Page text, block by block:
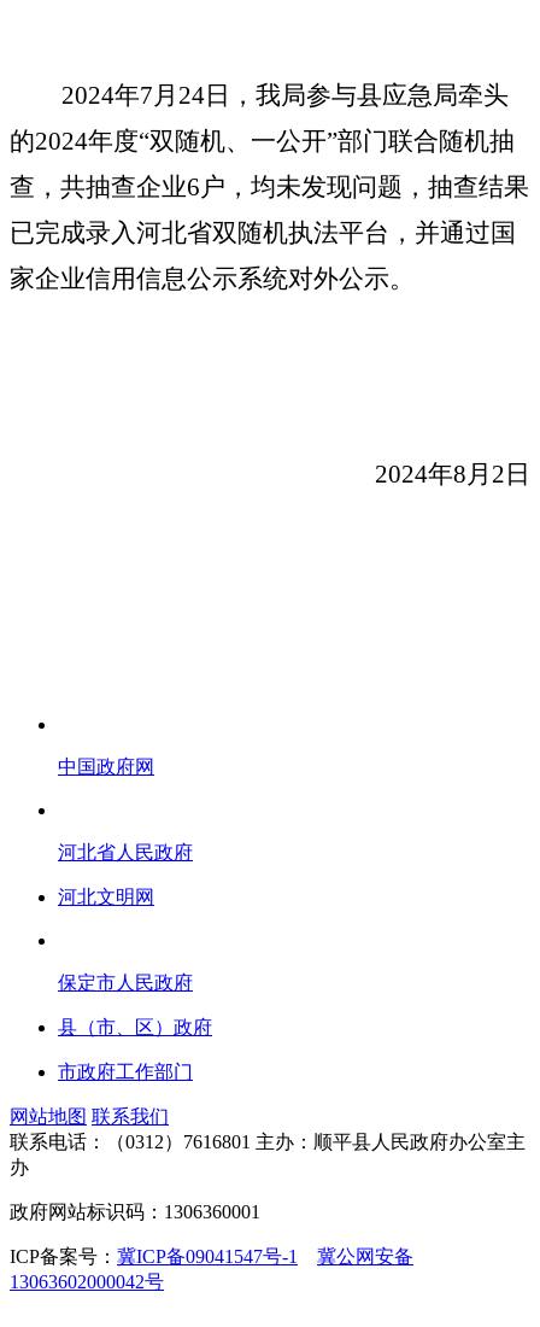
2024年7月24日，我局参与县应急局牵头
的2024年度“双随机、一公开”部门联合随机抽
查，共抽查企业6户，均未发现问题，抽查结果
已完成录入河北省双随机执法平台，并通过国
家企业信用信息公示系统对外公示。
2024年8月2日
中国政府网
河北省人民政府
河北文明网
保定市人民政府
县（市、区）政府
市政府工作部门
网站地图 联系我们
联系电话：（0312）7616801 主办：顺平县人民政府办公室主
办
政府网站标识码：1306360001
ICP备案号： 冀ICP备09041547号-1
冀公网安备
13063602000042号